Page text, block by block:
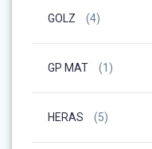
GOLZ (4)
GP MAT (1)
HERAS (5)